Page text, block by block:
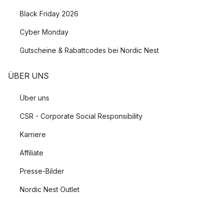
Black Friday 2026
Cyber Monday
Gutscheine & Rabattcodes bei Nordic Nest
ÜBER UNS
Über uns
CSR - Corporate Social Responsibility
Karriere
Affiliate
Presse-Bilder
Nordic Nest Outlet